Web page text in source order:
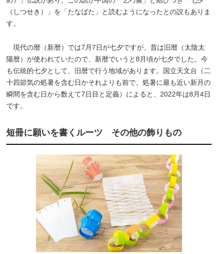
（しつせき）」を「たなばた」と読むようになったとの説もありま
す。
現代の暦（新暦）では7月7日が七夕ですが、昔は旧暦（太陰太
陽暦）が使われていたので、新暦でいうと8月頃が七夕でした。今
も伝統的七夕として、旧暦で行う地域があります。国立天文台（二
十四節気の処暑を含む日かそれよりも前で、処暑に最も近い新月の
瞬間を含む日から数えて7日目と定義）によると、2022年は8月4日
です。
短冊に願いを書くルーツ その他の飾りもの